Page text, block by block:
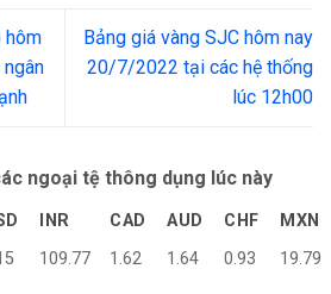
hôm
Bảng giá vàng SJC hôm nay
20/7/2022 tại các hệ thống
lúc 12h00
ngoại tệ thông dụng lúc này
INR CAD AUD CHF
MXN
109.77 1.62 1.64 0.93 19.79